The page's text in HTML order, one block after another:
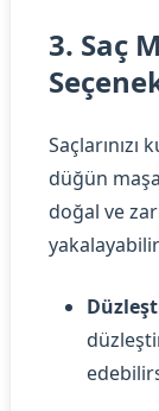
3. Saç
Saçlarınızı
düğün
doğal ve